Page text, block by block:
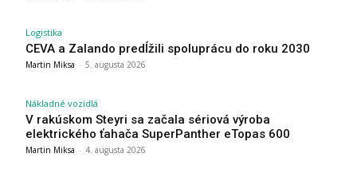
Logistika
CEVA a Zalando predĺžili spoluprácu do roku 2030
Martin Miksa - 5. augusta 2026
Nákladné vozidlá
V rakúskom Steyri sa začala sériová výroba
elektrického ťahača SuperPanther eTopas 600
Martin Miksa - 4. augusta 2026